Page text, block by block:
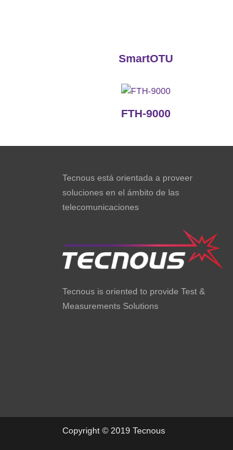
SmartOTU
FTH-9000
Tecnous está orientada a proveer
soluciones en el ámbito de las
telecomunicaciones
Tecnous is oriented to provide Test &
Measurements Solutions
Copyright © 2019 Tecnous